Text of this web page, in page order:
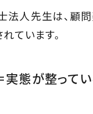
法人先生は、顧
ています。
態が整ってい